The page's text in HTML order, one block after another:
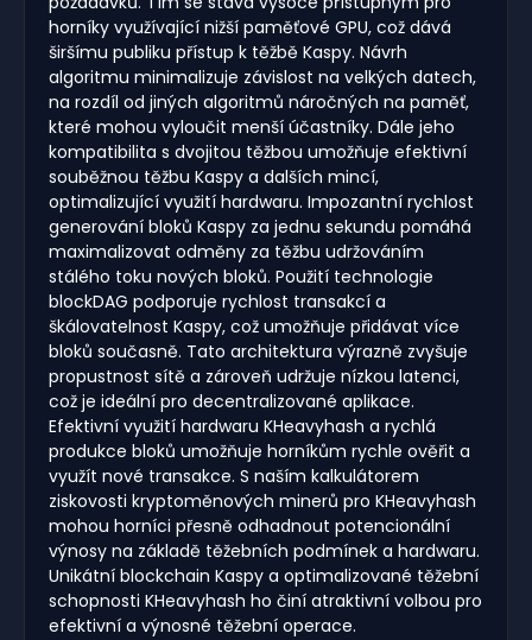
horníky využívající nižší paměťové GPU, což dává
širšímu publiku přístup k těžbě Kaspy. Návrh
algoritmu minimalizuje závislost na velkých datech,
na rozdíl od jiných algoritmů náročných na paměť,
které mohou vyloučit menší účastníky. Dále jeho
kompatibilita s dvojitou těžbou umožňuje efektivní
souběžnou těžbu Kaspy a dalších mincí,
optimalizující využití hardwaru. Impozantní rychlost
generování bloků Kaspy za jednu sekundu pomáhá
maximalizovat odměny za těžbu udržováním
stálého toku nových bloků. Použití technologie
blockDAG podporuje rychlost transakcí a
škálovatelnost Kaspy, což umožňuje přidávat více
bloků současně. Tato architektura výrazně zvyšuje
propustnost sítě a zároveň udržuje nízkou latenci,
což je ideální pro decentralizované aplikace.
Efektivní využití hardwaru KHeavyhash a rychlá
produkce bloků umožňuje horníkům rychle ověřit a
využít nové transakce. S naším kalkulátorem
ziskovosti kryptoměnových minerů pro KHeavyhash
mohou horníci přesně odhadnout potencionální
výnosy na základě těžebních podmínek a hardwaru.
Unikátní blockchain Kaspy a optimalizované těžební
schopnosti KHeavyhash ho činí atraktivní volbou pro
efektivní a výnosné těžební operace.